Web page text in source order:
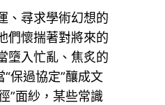
、尋求學術幻想的
們懷揣著對將來的
墮入忙亂、焦炙的
保過協定”釀成文
”面紗，某些常識